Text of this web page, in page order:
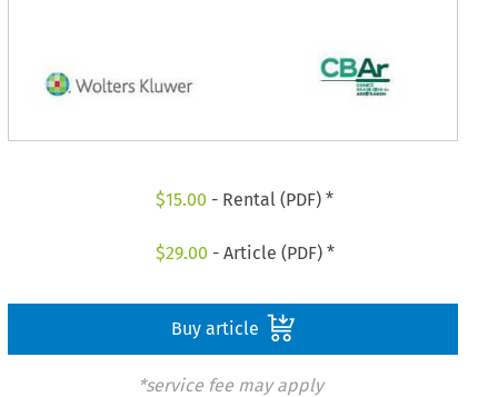
$15.00 - Rental (PDF) *
$29.00 - Article (PDF) *
Buy article
*service fee may apply